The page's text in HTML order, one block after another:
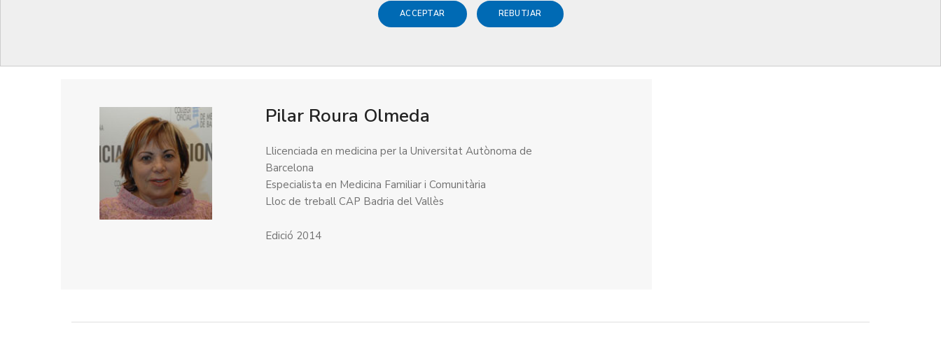
ACCEPTAR REBUTJAR
Pilar Roura Olmeda
Llicenciada en medicina per la Universitat Autònoma de
Barcelona
Especialista en Medicina Familiar i Comunitària
Lloc de treball CAP Badria del Vallès
Edició 2014